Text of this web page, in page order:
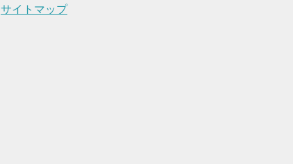
サイトマップ